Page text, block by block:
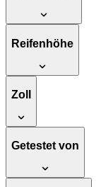
Reifenhöhe
Zoll
Getestet von